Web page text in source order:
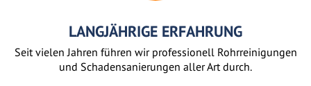
LANGJÄHRIGE ERFAHRUNG
Seit vielen Jahren führen wir professionell Rohrreinigungen
und Schadensanierungen aller Art durch.